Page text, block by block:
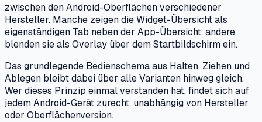
zwischen den Android-Oberflächen verschiedener
Hersteller. Manche zeigen die Widget-Übersicht als
eigenständigen Tab neben der App-Übersicht, andere
blenden sie als Overlay über dem Startbildschirm ein.
Das grundlegende Bedienschema aus Halten, Ziehen und
Ablegen bleibt dabei über alle Varianten hinweg gleich.
Wer dieses Prinzip einmal verstanden hat, findet sich auf
jedem Android-Gerät zurecht, unabhängig von Hersteller
oder Oberflächenversion.